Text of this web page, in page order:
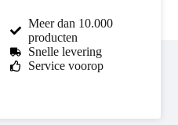
Meer dan 10.000
producten
Snelle levering
Service voorop